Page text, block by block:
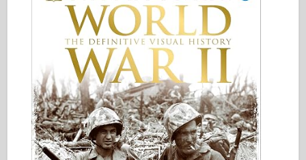
Knygų
Kontakto
le Leidinys
Rinkiniai